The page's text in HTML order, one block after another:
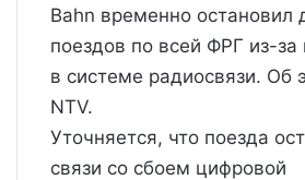
Bahn временно остановил
поездов по всей ФРГ из-за
в системе радиосвязи. Об
NTV.
Уточняется, что поезда
связи со сбоем цифровой